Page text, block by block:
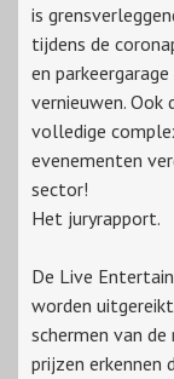
is
tijdens de
en
vernieuwen. Ook
volledige
evenementen
sector!
Het juryrapport.
De Live
worden
schermen van
prijzen erkennen